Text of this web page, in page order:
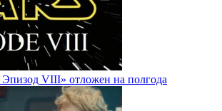
VIII» отложен на полгода